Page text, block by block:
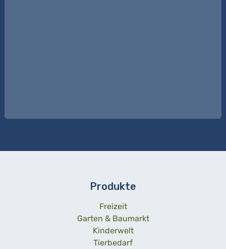
Produkte
Freizeit
Garten & Baumarkt
Kinderwelt
Tierbedarf